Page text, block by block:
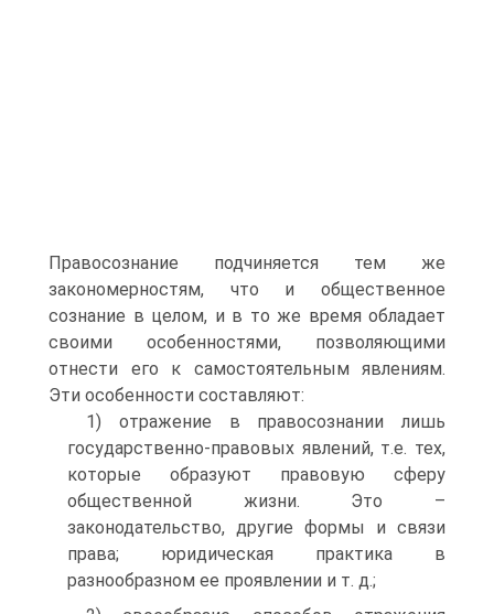
Правосознание подчиняется тем же
закономерностям, что и общественное
сознание в целом, и в то же время обладает
своими особенностями, позволяющими
отнести его к самостоятельным явлениям.
Эти особенности составляют:
1) отражение в правосознании лишь
государственно-правовых явлений, т.е. тех,
которые образуют правовую сферу
общественной жизни. Это –
законодательство, другие формы и связи
права; юридическая практика в
разнообразном ее проявлении и т. д.;